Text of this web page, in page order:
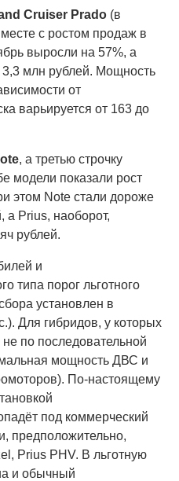
Cruiser Prado (в
с ростом продаж в
выросли на 57%, а
млн рублей. Мощность
от
варьируется от 163 до
, а третью строчку
модели показали рост
этом Note стали дороже
а Prius, наоборот,
рублей.
и
типа порог льготного
установлен в
Для гибридов, у которых
по последовательной
мощность ДВС и
По-настоящему
под коммерческий
предположительно,
Prius PHV. В льготную
и обычный